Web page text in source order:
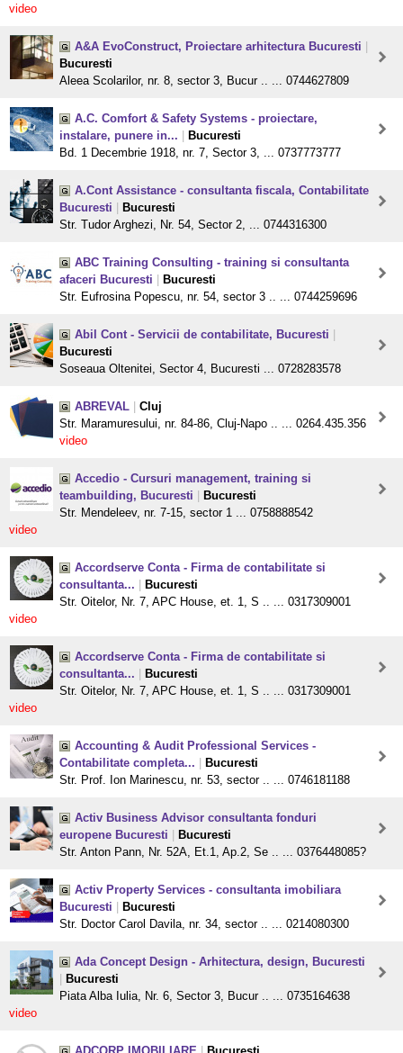
video
A&A EvoConstruct, Proiectare arhitectura Bucuresti
Bucuresti
Aleea Scolarilor, nr. 8, sector 3, Bucur .. ... 0744627809
A.C. Comfort & Safety Systems - proiectare,
instalare, punere in...
Bucuresti
Bd. 1 Decembrie 1918, nr. 7, Sector 3, ... 0737773777
A.Cont Assistance - consultanta fiscala, Contabilitate
Bucuresti
Bucuresti
Str. Tudor Arghezi, Nr. 54, Sector 2, ... 0744316300
ABC Training Consulting - training si consultanta
afaceri Bucuresti
Bucuresti
Str. Eufrosina Popescu, nr. 54, sector 3 .. ... 0744259696
Abil Cont - Servicii de contabilitate, Bucuresti
Bucuresti
Soseaua Oltenitei, Sector 4, Bucuresti ... 0728283578
ABREVAL
Cluj
Str. Maramuresului, nr. 84-86, Cluj-Napo .. ... 0264.435.356
video
Accedio - Cursuri management, training si
teambuilding, Bucuresti
Bucuresti
Str. Mendeleev, nr. 7-15, sector 1 ... 0758888542
video
Accordserve Conta - Firma de contabilitate si
consultanta...
Bucuresti
Str. Oitelor, Nr. 7, APC House, et. 1, S .. ... 0317309001
video
Accordserve Conta - Firma de contabilitate si
consultanta...
Bucuresti
Str. Oitelor, Nr. 7, APC House, et. 1, S .. ... 0317309001
video
Accounting & Audit Professional Services -
Contabilitate completa...
Bucuresti
Str. Prof. Ion Marinescu, nr. 53, sector .. ... 0746181188
Activ Business Advisor consultanta fonduri
europene Bucuresti
Bucuresti
Str. Anton Pann, Nr. 52A, Et.1, Ap.2, Se .. ... 0376448085?
Activ Property Services - consultanta imobiliara
Bucuresti
Bucuresti
Str. Doctor Carol Davila, nr. 34, sector .. ... 0214080300
Ada Concept Design - Arhitectura, design, Bucuresti
Bucuresti
Piata Alba Iulia, Nr. 6, Sector 3, Bucur .. ... 0735164638
video